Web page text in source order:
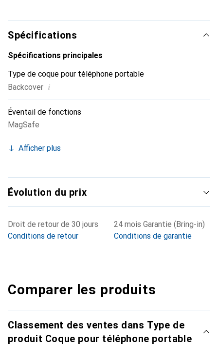
haute qualité, la marque Noreve est un choix fiable pour
une clientèle exigeante.
Spécifications
Spécifications principales
Type de coque pour téléphone portable
Backcover i
Éventail de fonctions
MagSafe
Afficher plus
Évolution du prix
Droit de retour de 30 jours
Conditions de retour
24 mois Garantie (Bring-in)
Conditions de garantie
Comparer les produits
Classement des ventes dans Type de
produit Coque pour téléphone portable